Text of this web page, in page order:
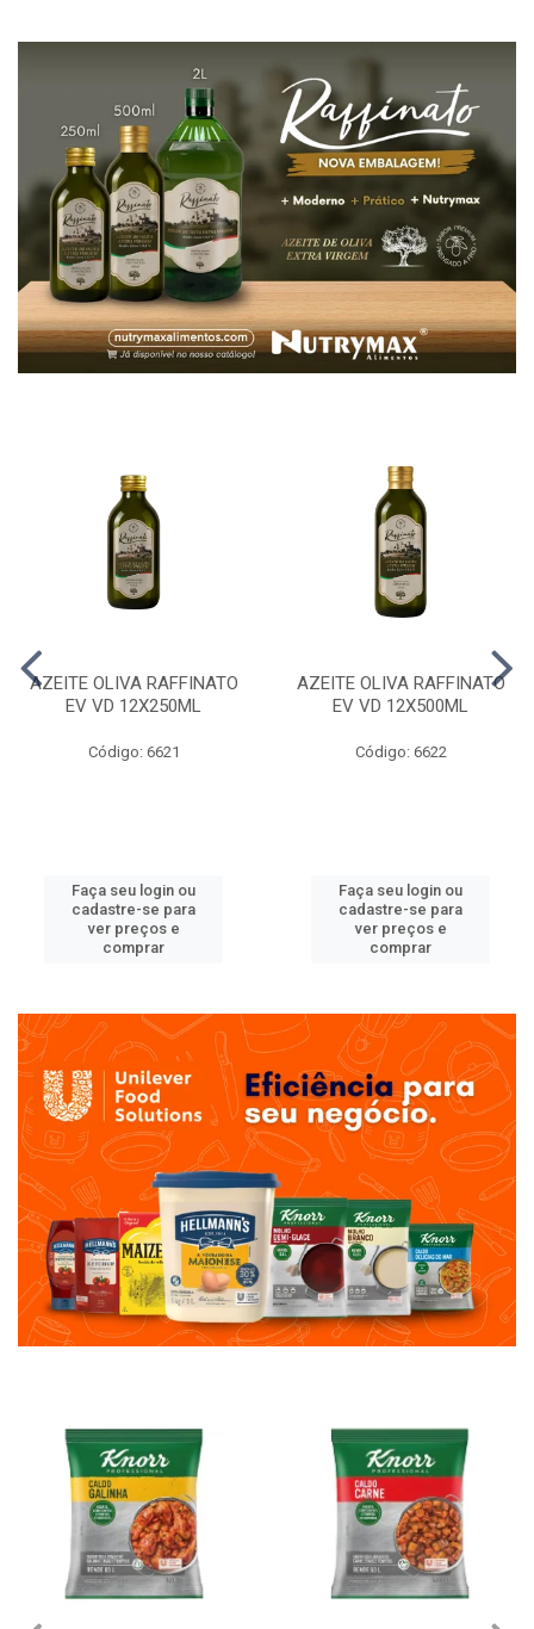
AZEITE OLIVA RAFFINATO
EV VD 12X250ML
Código: 6621
Faça seu login ou
cadastre-se para
ver preços e
comprar
AZEITE OLIVA RAFFINATO
EV VD 12X500ML
Código: 6622
Faça seu login ou
cadastre-se para
ver preços e
comprar